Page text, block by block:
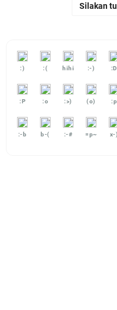
Silakan
:) :( hihi :-) :D
:P :o :>) (o) :p
:-b b-( :-# =p~ x-)